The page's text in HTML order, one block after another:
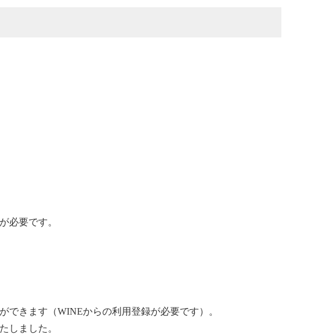
必要です。
きます（WINEからの利用登録が必要です）。
しました。